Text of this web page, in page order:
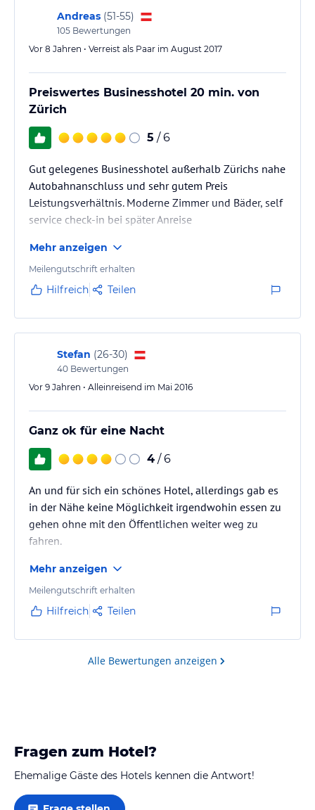
Andreas (51-55)
105 Bewertungen
Vor 8 Jahren • Verreist als Paar im August 2017
Preiswertes Businesshotel 20 min. von
Zürich
5 / 6
Gut gelegenes Businesshotel außerhalb Zürichs nahe
Autobahnanschluss und sehr gutem Preis
Leistungsverhältnis. Moderne Zimmer und Bäder, self
service check-in bei später Anreise
Mehr anzeigen
Meilengutschrift erhalten
Hilfreich Teilen
Stefan (26-30)
40 Bewertungen
Vor 9 Jahren • Alleinreisend im Mai 2016
Ganz ok für eine Nacht
4 / 6
An und für sich ein schönes Hotel, allerdings gab es
in der Nähe keine Möglichkeit irgendwohin essen zu
gehen ohne mit den Öffentlichen weiter weg zu
fahren.
Mehr anzeigen
Meilengutschrift erhalten
Hilfreich Teilen
Alle Bewertungen anzeigen
Fragen zum Hotel?
Ehemalige Gäste des Hotels kennen die Antwort!